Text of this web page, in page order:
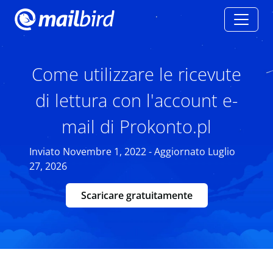
Come utilizzare le ricevute
di lettura con l'account e-
mail di Prokonto.pl
Inviato Novembre 1, 2022 - Aggiornato Luglio
27, 2026
Scaricare gratuitamente